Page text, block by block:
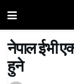
नेपाल ईभी
हुने